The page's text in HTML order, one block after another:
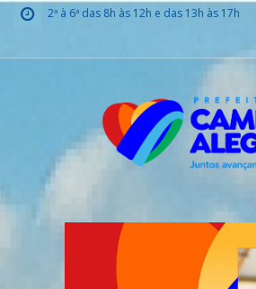
2ª à 6ª das 8h às 12h e das 13h às 17h